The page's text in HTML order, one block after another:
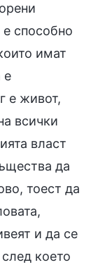
способно
имат
е
е живот,
всички
власт
да
тоест да
и да се
което